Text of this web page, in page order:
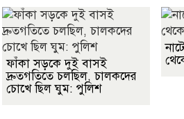
ফাঁকা সড়কে দুই বাসই
দ্রুতগতিতে চলছিল, চালকদের
চোখে ছিল ঘুম: পুলিশ